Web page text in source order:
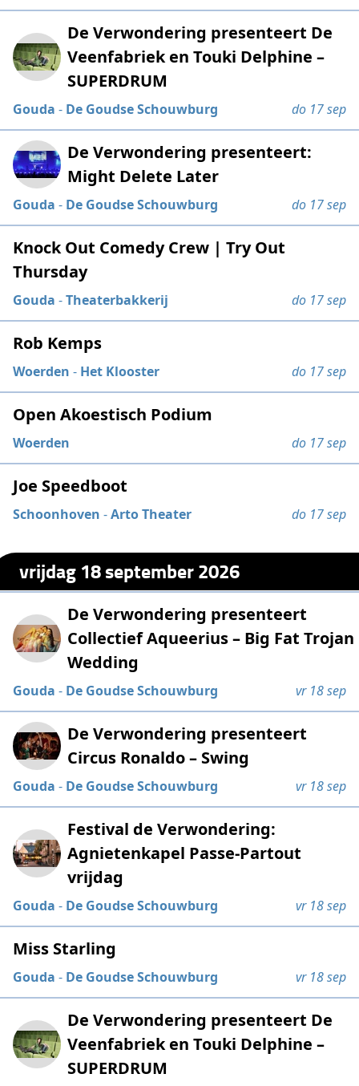
De Verwondering presenteert De
Veenfabriek en Touki Delphine –
SUPERDRUM
Gouda - De Goudse Schouwburg do 17 sep
De Verwondering presenteert:
Might Delete Later
Gouda - De Goudse Schouwburg do 17 sep
Knock Out Comedy Crew | Try Out
Thursday
Gouda -Theaterbakkerij do 17 sep
Rob Kemps
Woerden - Het Klooster do 17 sep
Open Akoestisch Podium
Woerden do 17 sep
Joe Speedboot
Schoonhoven -Arto Theater do 17 sep
vrijdag 18 september 2026
De Verwondering presenteert
Collectief Aqueerius – Big Fat Trojan
Wedding
Gouda - De Goudse Schouwburg vr 18 sep
De Verwondering presenteert
Circus Ronaldo – Swing
Gouda - De Goudse Schouwburg vr 18 sep
Festival de Verwondering:
Agnietenkapel Passe-Partout
vrijdag
Gouda - De Goudse Schouwburg vr 18 sep
Miss Starling
Gouda - De Goudse Schouwburg vr 18 sep
De Verwondering presenteert De
Veenfabriek en Touki Delphine –
SUPERDRUM